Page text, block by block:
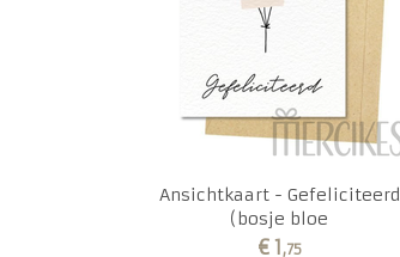
Ansichtkaart - Gefeliciteerd
(bosje bloe
€ 1 ,75